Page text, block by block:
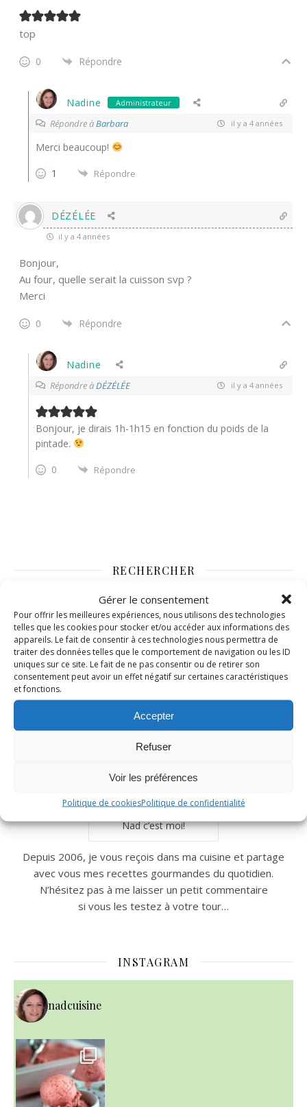
Gérer le consentement
Pour offrir les meilleures expériences, nous utilisons des technologies
telles que les cookies pour stocker et/ou accéder aux informations des
appareils. Le fait de consentir à ces technologies nous permettra de
traiter des données telles que le comportement de navigation ou les ID
uniques sur ce site. Le fait de ne pas consentir ou de retirer son
consentement peut avoir un effet négatif sur certaines caractéristiques
et fonctions.
Accepter
Refuser
Voir les préférences
Politique de cookiesPolitique de confidentialité
top
0 Répondre
Nadine Administrateur
Répondre àBarbara il y a 4 années
Merci beaucoup!
1
Répondre
DÉZÉLÉE
il y a 4 années
Bonjour,
Au four, quelle serait la cuisson svp ?
Merci
0 Répondre
Nadine
Répondre àDÉZÉLÉE il y a 4 années
Bonjour, je dirais 1h-1h15 en fonction du poids de la
pintade.
0
Répondre
RECHERCHER
Nad c’est moi!
Depuis 2006, je vous reçois dans ma cuisine et partage
avec vous mes recettes gourmandes du quotidien.
N’hésitez pas à me laisser un petit commentaire
si vous les testez à votre tour…
INSTAGRAM
nadcuisine
~ NICE CREAM À LA FRAISE ~
Presque un mois que